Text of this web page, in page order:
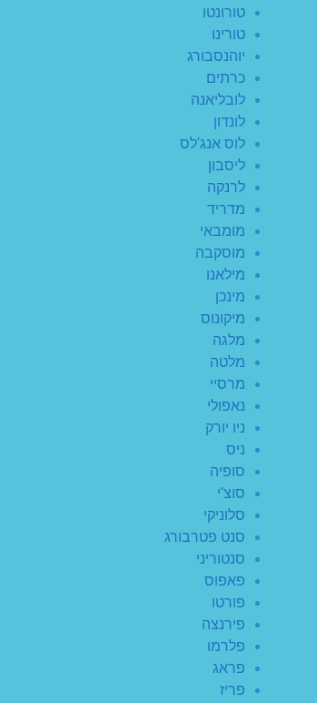
טורונטו
טורינו
יוהנסבורג
כרתים
לובליאנה
לונדון
לוס אנג'לס
ליסבון
לרנקה
מדריד
מומבאי
מוסקבה
מילאנו
מינכן
מיקונוס
מלגה
מלטה
מרסיי
נאפולי
ניו יורק
ניס
סופיה
סוצ'י
סלוניקי
סנט פטרבורג
סנטוריני
פאפוס
פורטו
פירנצה
פלרמו
פראג
פריז